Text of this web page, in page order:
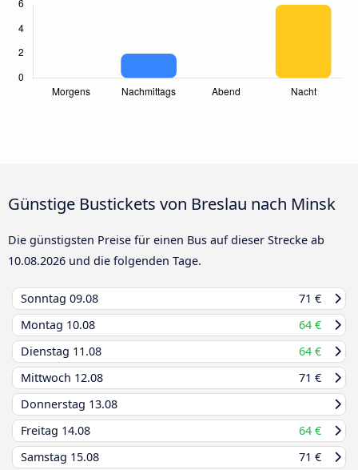
Günstige Bustickets von Breslau nach Minsk
Die günstigsten Preise für einen Bus auf dieser Strecke ab
10.08.2026 und die folgenden Tage.
Sonntag 09.08
71 €
Montag 10.08
64 €
Dienstag 11.08
64 €
Mittwoch 12.08
71 €
Donnerstag 13.08
Freitag 14.08
64 €
Samstag 15.08 71 €